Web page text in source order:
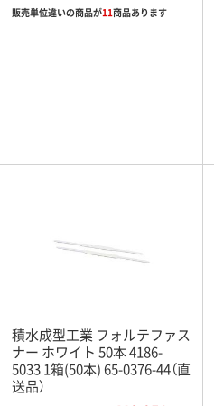
販売単位違いの商品が11商品あります
積水成型工業 フォルテファス
ナー ホワイト 50本 4186-
5033 1箱(50本) 65-0376-44（直
送品）